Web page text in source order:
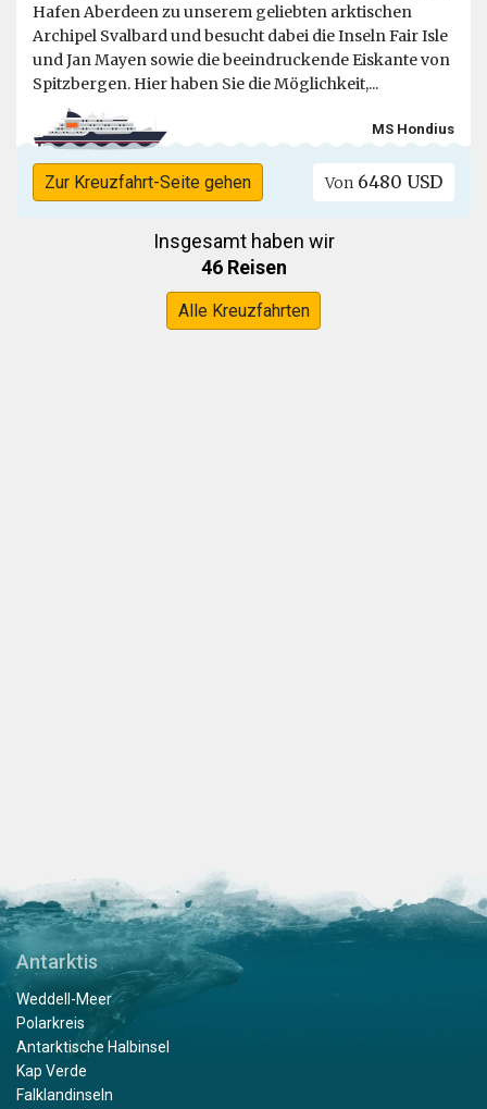
Hafen Aberdeen zu unserem geliebten arktischen
Archipel Svalbard und besucht dabei die Inseln Fair Isle
und Jan Mayen sowie die beeindruckende Eiskante von
Spitzbergen. Hier haben Sie die Möglichkeit,...
MS Hondius
Zur Kreuzfahrt-Seite gehen Von 6480 USD
Insgesamt haben wir
46 Reisen
Alle Kreuzfahrten
Antarktis
Weddell-Meer
Polarkreis
Antarktische Halbinsel
Kap Verde
Falklandinseln